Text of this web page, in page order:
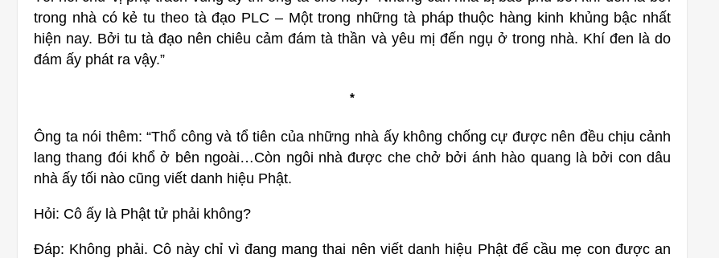
trong nhà có kẻ tu theo tà đạo PLC – Một trong những tà pháp thuộc hàng kinh khủng bậc nhất
hiện nay. Bởi tu tà đạo nên chiêu cảm đám tà thần và yêu mị đến ngụ ở trong nhà. Khí đen là do
đám ấy phát ra vậy.”
*
Ông ta nói thêm: “Thổ công và tổ tiên của những nhà ấy không chống cự được nên đều chịu cảnh
lang thang đói khổ ở bên ngoài…Còn ngôi nhà được che chở bởi ánh hào quang là bởi con dâu
nhà ấy tối nào cũng viết danh hiệu Phật.
Hỏi: Cô ấy là Phật tử phải không?
Đáp: Không phải. Cô này chỉ vì đang mang thai nên viết danh hiệu Phật để cầu mẹ con được an